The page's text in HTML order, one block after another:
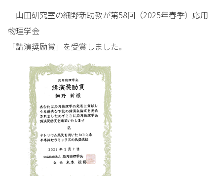
山田研究室の細野新助教が第58回（2025年春季）応用
物理学会
「講演奨励賞」を受賞しました。